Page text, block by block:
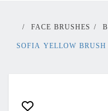
/
FACE BRUSHES
/
SOFIA YELLOW